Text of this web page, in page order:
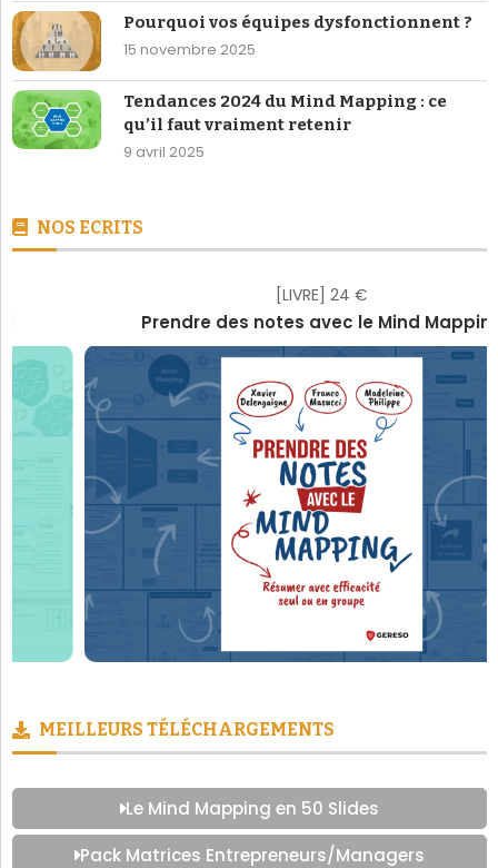
Pourquoi vos équipes dysfonctionnent ?
15 novembre 2025
Tendances 2024 du Mind Mapping : ce
qu’il faut vraiment retenir
9 avril 2025
NOS ECRITS
[LIVRE] 24 €
Prendre des notes avec le Mind Mapping
MEILLEURS TÉLÉCHARGEMENTS
Le Mind Mapping en 50 Slides
Pack Matrices Entrepreneurs/Managers